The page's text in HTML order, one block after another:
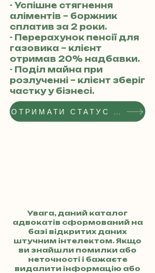
- Успішне стягнення
аліментів – боржник
сплатив за 2 роки.
- Перерахунок пенсії для
газовика – клієнт
отримав 20% надбавки.
- Поділ майна при
розлученні – клієнт зберіг
частку у бізнесі.
ОТРИМАТИ СТАТУС РЕКОМЕНДОВАНОГО АДВОКАТА
Увага, даний каталог
адвокатів сформований на
базі відкритих даних
штучним інтелектом. Якщо
ви знайшли помилки або
неточності і бажаєте
видалити інформацію або